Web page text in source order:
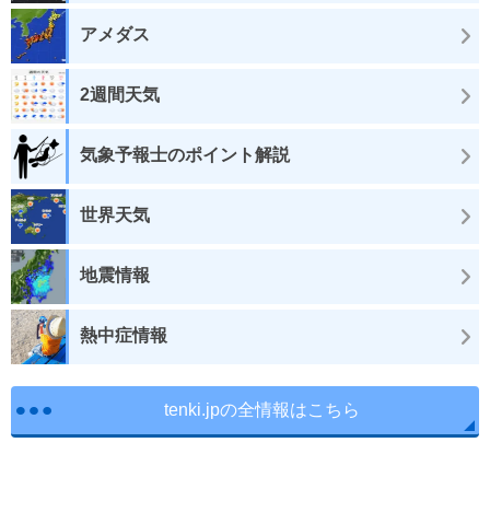
アメダス
2週間天気
気象予報士のポイント解説
世界天気
地震情報
熱中症情報
tenki.jpの全情報はこちら